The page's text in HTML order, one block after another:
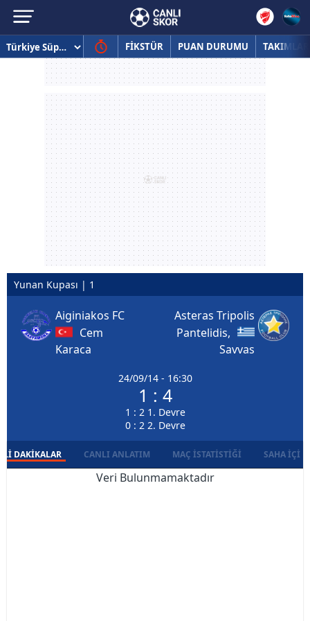
FİKSTÜR PUAN DURUMU TAKIMLAR
Yunan Kupası | 1
Aiginiakos FC
Cem
Karaca
24/09/14 - 16:30
1 : 4
1 : 2 1. Devre
0 : 2 2. Devre
Asteras Tripolis
Pantelidis,
Savvas
DAKIKALAR CANLI ANLATIM MAÇ İSTATISTIĞI SAHA İÇI
Veri Bulunmamaktadır